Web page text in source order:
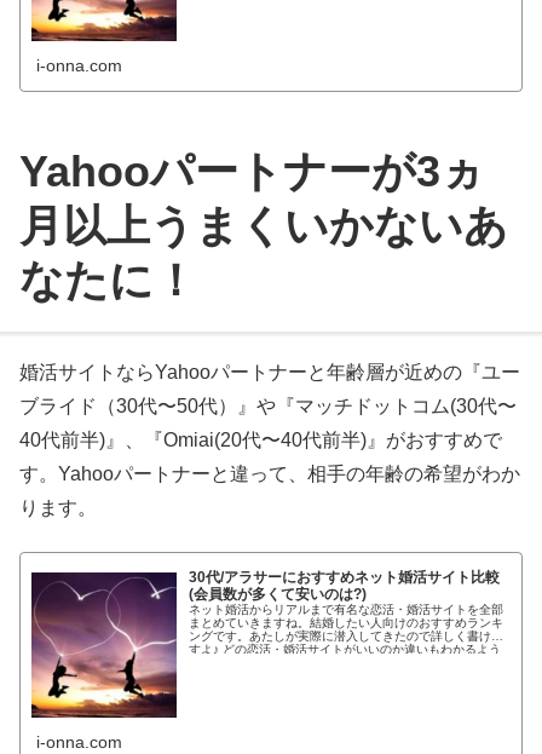
i-onna.com
Yahooパートナーが3ヵ
月以上うまくいかないあ
なたに！
婚活サイトならYahooパートナーと年齢層が近めの『ユー
ブライド（30代〜50代）』や『マッチドットコム(30代〜
40代前半)』、『Omiai(20代〜40代前半)』がおすすめで
す。Yahooパートナーと違って、相手の年齢の希望がわか
ります。
30代/アラサーにおすすめネット婚活サイト比較
(会員数が多くて安いのは?)
ネット婚活からリアルまで有名な恋活・婚活サイトを全部
まとめていきますね。結婚したい人向けのおすすめランキ
ングです。あたしが実際に潜入してきたので詳しく書けま
すよ♪ どの恋活・婚活サイトがいいのか違いもわかるよう
i-onna.com